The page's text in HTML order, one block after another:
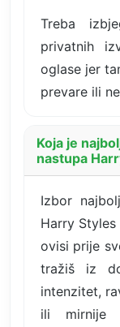
Treba
privatnih
oglase jer
prevare ili
Koja je
nastupa
Izbor
Harry
ovisi prije
tražiš iz
intenzitet,
ili mirnije